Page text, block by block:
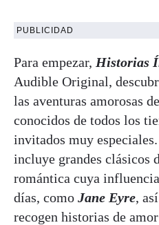
PUBLICIDAD
Para empezar, Historias
Audible Original,
las aventuras amorosas
conocidos de todos los
invitados muy
incluye grandes clásicos
romántica cuya
días, como Jane Eyre,
recogen historias de